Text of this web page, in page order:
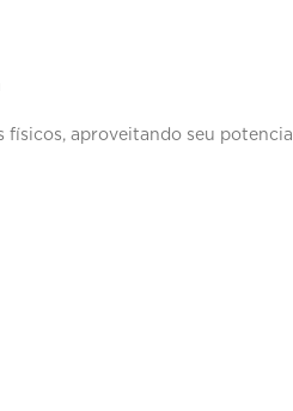
aproveitando seu potencial